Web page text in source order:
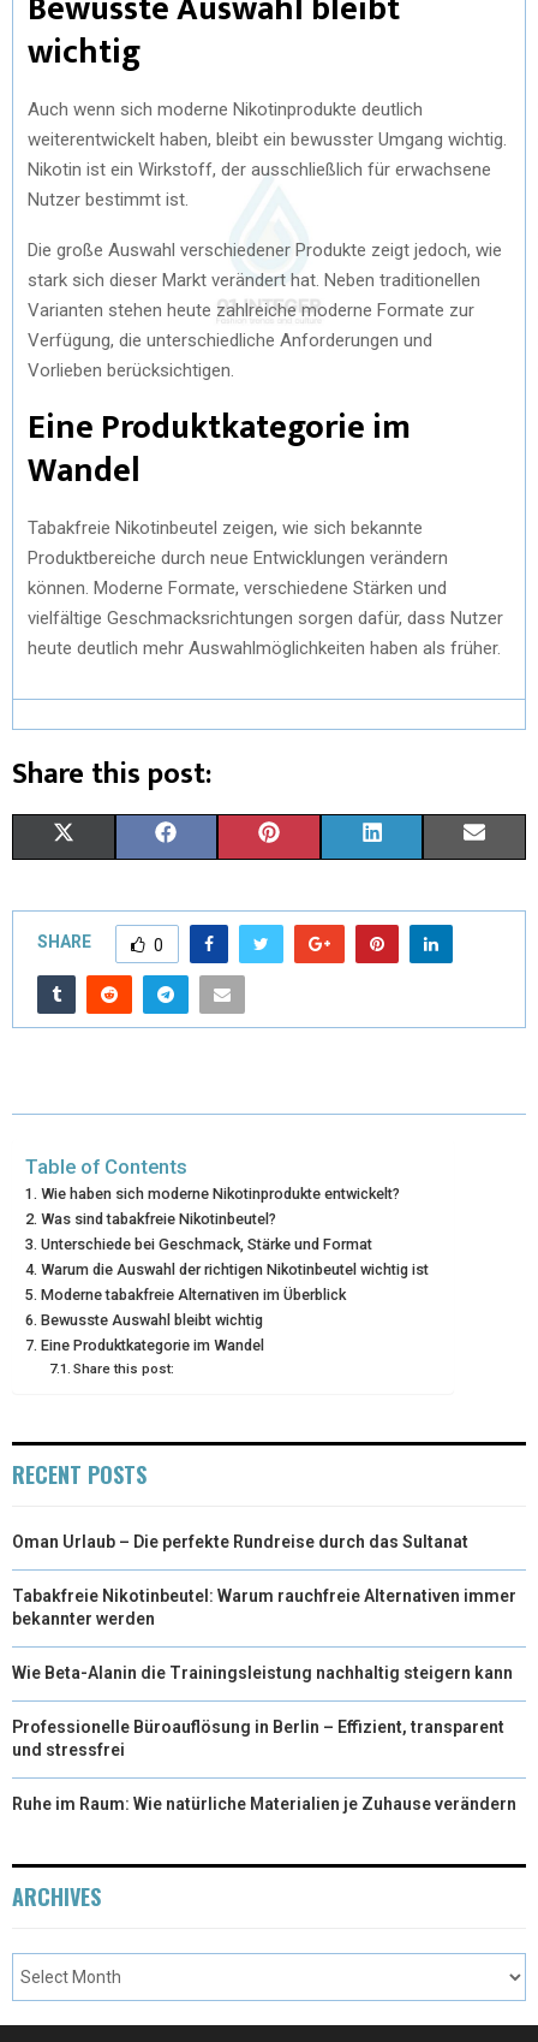
wichtig
Auch wenn sich moderne Nikotinprodukte deutlich
weiterentwickelt haben, bleibt ein bewusster Umgang wichtig.
Nikotin ist ein Wirkstoff, der ausschließlich für erwachsene
Nutzer bestimmt ist.
Die große Auswahl verschiedener Produkte zeigt jedoch, wie
stark sich dieser Markt verändert hat. Neben traditionellen
Varianten stehen heute zahlreiche moderne Formate zur
Verfügung, die unterschiedliche Anforderungen und
Vorlieben berücksichtigen.
Eine Produktkategorie im
Wandel
Tabakfreie Nikotinbeutel zeigen, wie sich bekannte
Produktbereiche durch neue Entwicklungen verändern
können. Moderne Formate, verschiedene Stärken und
vielfältige Geschmacksrichtungen sorgen dafür, dass Nutzer
heute deutlich mehr Auswahlmöglichkeiten haben als früher.
Share this post:
I
R
)
C
E
B
N
T
T
N
K
SHARE 0
Table of Contents
Wie haben sich moderne Nikotinprodukte entwickelt?
Was sind tabakfreie Nikotinbeutel?
Unterschiede bei Geschmack, Stärke und Format
Warum die Auswahl der richtigen Nikotinbeutel wichtig ist
Moderne tabakfreie Alternativen im Überblick
Bewusste Auswahl bleibt wichtig
Eine Produktkategorie im Wandel
Share this post:
RECENT POSTS
Oman Urlaub – Die perfekte Rundreise durch das Sultanat
Tabakfreie Nikotinbeutel: Warum rauchfreie Alternativen immer
bekannter werden
Wie Beta-Alanin die Trainingsleistung nachhaltig steigern kann
Professionelle Büroauflösung in Berlin – Effizient, transparent
und stressfrei
Ruhe im Raum: Wie natürliche Materialien je Zuhause verändern
ARCHIVES